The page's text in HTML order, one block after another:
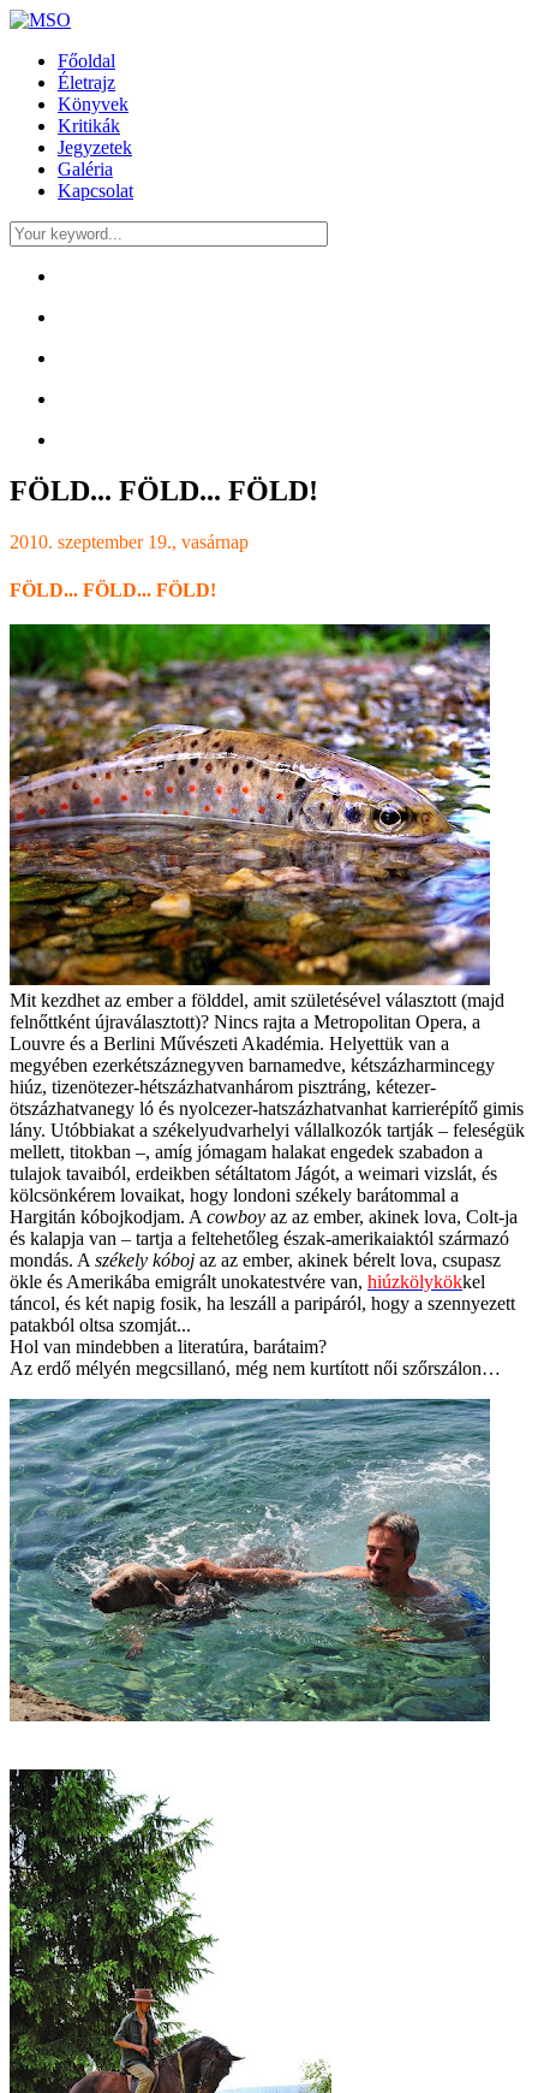
Főoldal
Életrajz
Könyvek
Kritikák
Jegyzetek
Galéria
Kapcsolat
FÖLD... FÖLD... FÖLD!
2010. szeptember 19., vasárnap
FÖLD... FÖLD... FÖLD!
Mit kezdhet az ember a földdel, amit születésével választott (majd
felnőttként újraválasztott)? Nincs rajta a Metropolitan Opera, a
Louvre és a Berlini Művészeti Akadémia. Helyettük van a
megyében ezerkétszáznegyven barnamedve, kétszázharmincegy
hiúz, tizenötezer-hétszázhatvanhárom pisztráng, kétezer-
ötszázhatvanegy ló és nyolcezer-hatszázhatvanhat karrierépítő gimis
lány. Utóbbiakat a székelyudvarhelyi vállalkozók tartják – feleségük
mellett, titokban –, amíg jómagam halakat engedek szabadon a
tulajok tavaiból, erdeikben sétáltatom Jágót, a weimari vizslát, és
kölcsönkérem lovaikat, hogy londoni székely barátommal a
Hargitán kóbojkodjam. A cowboy az az ember, akinek lova, Colt-ja
és kalapja van – tartja a feltehetőleg észak-amerikaiaktól származó
mondás. A székely kóboj az az ember, akinek bérelt lova, csupasz
ökle és Amerikába emigrált unokatestvére van, hiúzkölykökkel
táncol, és két napig fosik, ha leszáll a paripáról, hogy a szennyezett
patakból oltsa szomját...
Hol van mindebben a literatúra, barátaim?
Az erdő mélyén megcsillanó, még nem kurtított női szőrszálon…